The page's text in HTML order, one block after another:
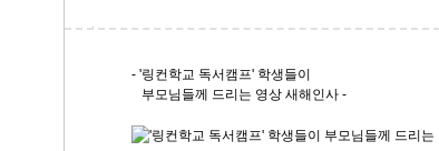
- '링컨학교 독서캠프' 학생들이
부모님들께 드리는 영상 새해인사 -